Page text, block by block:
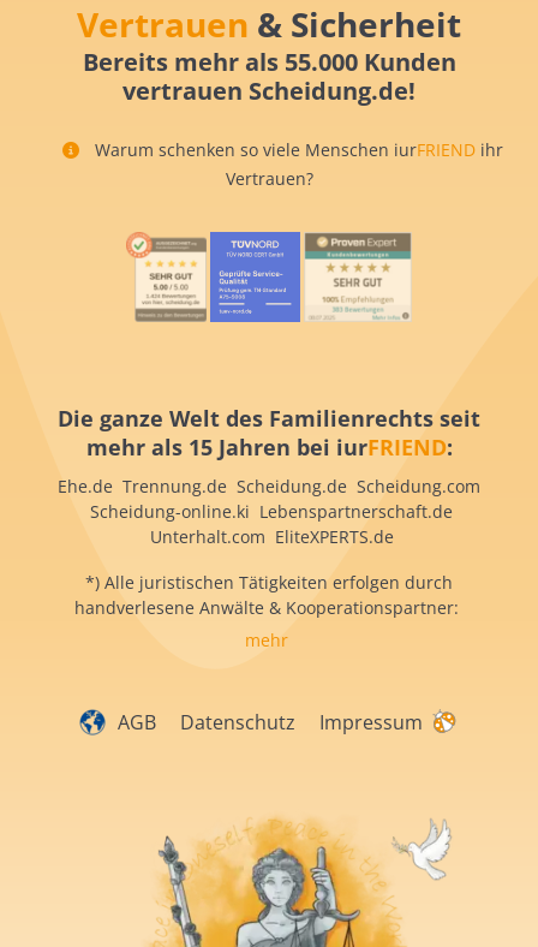
Vertrauen & Sicherheit
Bereits mehr als 55.000 Kunden
vertrauen Scheidung.de!
Warum schenken so viele Menschen iurFRIEND ihr
Vertrauen?
Die ganze Welt des Familienrechts seit
mehr als 15 Jahren bei iurFRIEND:
Ehe.de Trennung.de Scheidung.de Scheidung.com
Scheidung-online.ki Lebenspartnerschaft.de
Unterhalt.com EliteXPERTS.de
*) Alle juristischen Tätigkeiten erfolgen durch
handverlesene Anwälte & Kooperationspartner:
mehr
AGB Datenschutz Impressum